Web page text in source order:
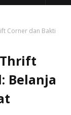
Corner dan Bakti
Belanja